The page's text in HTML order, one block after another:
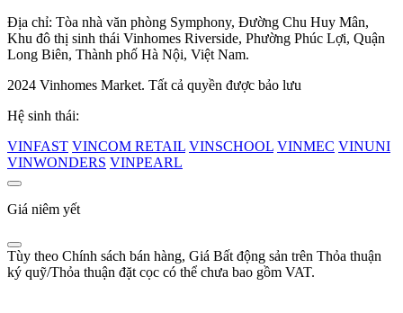
Địa chỉ: Tòa nhà văn phòng Symphony, Đường Chu Huy Mân,
Khu đô thị sinh thái Vinhomes Riverside, Phường Phúc Lợi, Quận
Long Biên, Thành phố Hà Nội, Việt Nam.
2024 Vinhomes Market. Tất cả quyền được bảo lưu
Hệ sinh thái:
VINFAST VINCOM RETAIL VINSCHOOL VINMEC VINUNI
VINWONDERS VINPEARL
Giá niêm yết
Tùy theo Chính sách bán hàng, Giá Bất động sản trên Thỏa thuận
ký quỹ/Thỏa thuận đặt cọc có thể chưa bao gồm VAT.